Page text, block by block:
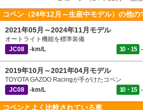
コペン（24年12月～生産中モデル）の他
2021年05月～2024年11月モデル
オートライト機能を標準装備
JC08
-km/L 10・15
2019年10月～2021年04月モデル
TOYOTA GAZOO Racingが手がけたコペン
JC08
-km/L 10・15
コペンとよく比較されている車